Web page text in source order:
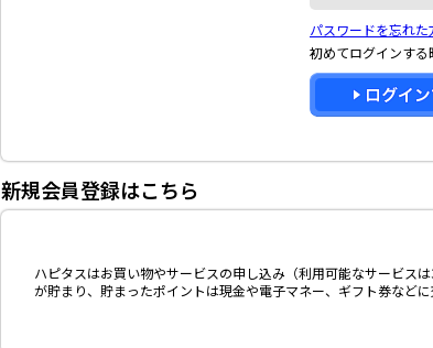
パスワードを忘れた
初めてログインする
新規会員登録はこちら
ハピタスはお買い物やサービスの申し込み（利用可能なサービス
が貯まり、貯まったポイントは現金や電子マネー、ギフト券などに